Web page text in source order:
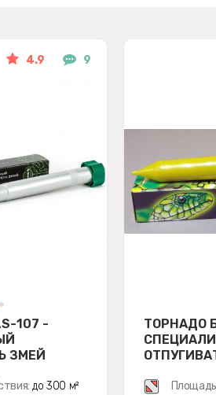
4.9 9
107 -
ЗМЕЙ
до 300 м²
ТОРНАДО